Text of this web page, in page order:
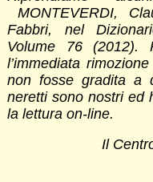
MONTEVERDI,
Fabbri, nel
Volume 76 (2012).
l’immediata
non fosse gradita a
neretti sono nostri ed
la lettura on-line.
Il